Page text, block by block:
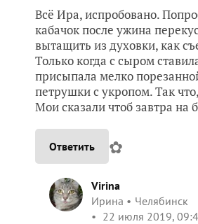
Всё Ира, испробовано.
кабачок после ужина
вытащить из духовки, как
Только когда с сыром
присыпала мелко
петрушки с укропом. Так
Мои сказали чтоб завтра на
Ответить ✿
Virina
Ирина
Челябинск
22 июля 2019,